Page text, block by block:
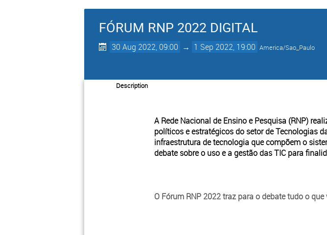
FÓRUM RNP 2022 DIGITAL
30 Aug 2022, 09:00 → 1 Sep 2022, 19:00 America/Sao_Paulo
Description
A Rede Nacional de Ensino e Pesquisa (RNP)
políticos e estratégicos do setor de Tecnologias
infraestrutura de tecnologia que compõem o
debate sobre o uso e a gestão das TIC para
O Fórum RNP 2022 traz para o debate tudo o